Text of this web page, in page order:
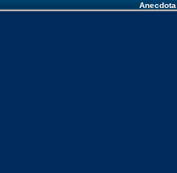
Anecdota